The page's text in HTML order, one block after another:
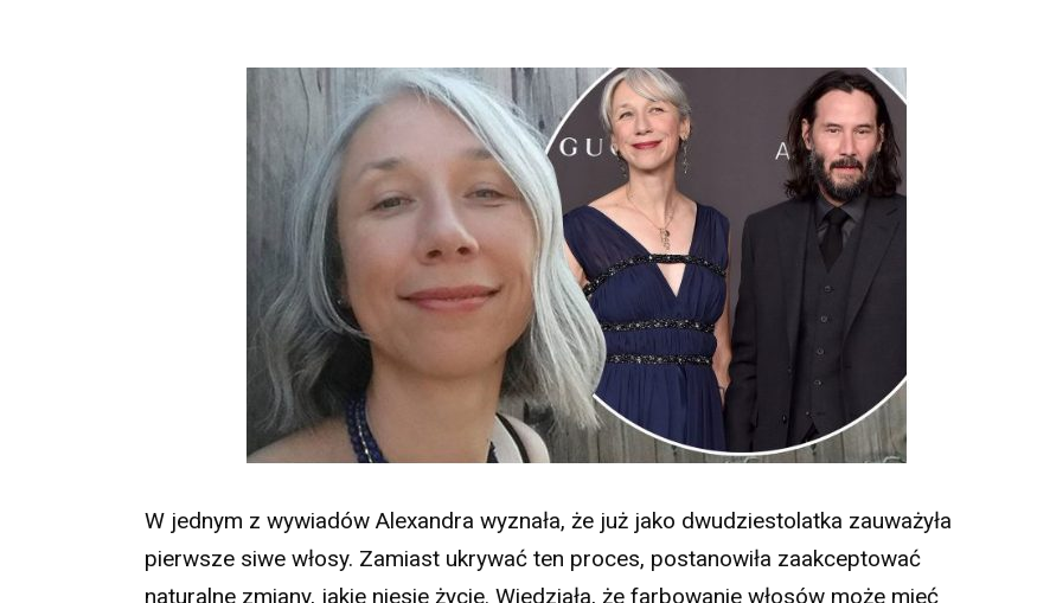
W jednym z wywiadów Alexandra wyznała, że już jako dwudziestolatka zauważyła
pierwsze siwe włosy. Zamiast ukrywać ten proces, postanowiła zaakceptować
naturalne zmiany, jakie niesie życie. Wiedziała, że farbowanie włosów może mieć